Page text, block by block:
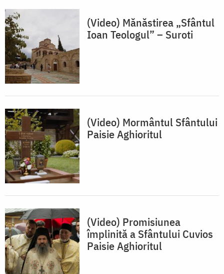
(Video) Mănăstirea „Sfântul
Ioan Teologul” – Suroti
(Video) Mormântul Sfântului
Paisie Aghioritul
(Video) Promisiunea
împlinită a Sfântului Cuvios
Paisie Aghioritul